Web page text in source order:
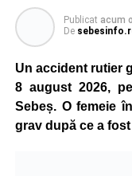
Ultimele știri
Publicat acum
De
Un accident rutier
8 august 2026,
Sebeș. O femeie
grav după ce a